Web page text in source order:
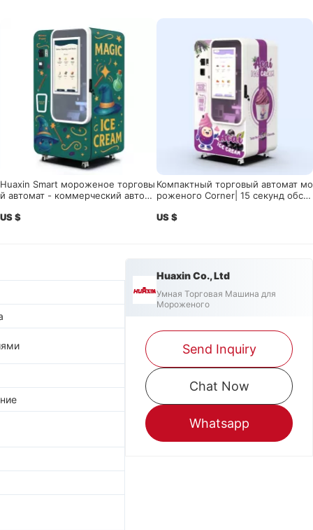
Huaxin Smart мороженое торговы
й автомат - коммерческий автома
зкоэнергетический с дистанцион
US $
Компактный торговый автомат мо
роженого Corner| 15 секунд обсл
троль приложений
US $
Huaxin Co., Ltd
Умная Торговая Машина для
Мороженого
Send Inquiry
Chat Now
Whatsapp